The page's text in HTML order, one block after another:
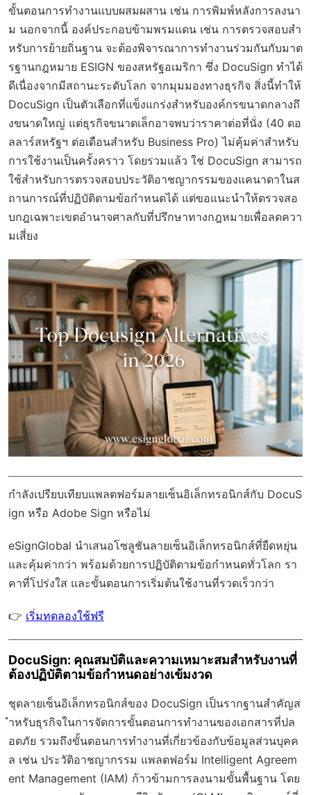
ขั้นตอนการทำงานแบบผสมผสาน เช่น การพิมพ์หลังการลงนา
ม นอกจากนี้ องค์ประกอบข้ามพรมแดน เช่น การตรวจสอบสำ
หรับการย้ายถิ่นฐาน จะต้องพิจารณาการทำงานร่วมกันกับมาต
รฐานกฎหมาย ESIGN ของสหรัฐอเมริกา ซึ่ง DocuSign ทำได้
ดีเนื่องจากมีสถานะระดับโลก จากมุมมองทางธุรกิจ สิ่งนี้ทำให้
DocuSign เป็นตัวเลือกที่แข็งแกร่งสำหรับองค์กรขนาดกลางถึ
งขนาดใหญ่ แต่ธุรกิจขนาดเล็กอาจพบว่าราคาต่อที่นั่ง (40 ดอ
ลลาร์สหรัฐฯ ต่อเดือนสำหรับ Business Pro) ไม่คุ้มค่าสำหรับ
การใช้งานเป็นครั้งคราว โดยรวมแล้ว ใช่ DocuSign สามารถ
ใช้สำหรับการตรวจสอบประวัติอาชญากรรมของแคนาดาในส
ถานการณ์ที่ปฏิบัติตามข้อกำหนดได้ แต่ขอแนะนำให้ตรวจสอ
บกฎเฉพาะเขตอำนาจศาลกับที่ปรึกษาทางกฎหมายเพื่อลดควา
มเสี่ยง
กำลังเปรียบเทียบแพลตฟอร์มลายเซ็นอิเล็กทรอนิกส์กับ DocuS
ign หรือ Adobe Sign หรือไม่
eSignGlobal นำเสนอโซลูชันลายเซ็นอิเล็กทรอนิกส์ที่ยืดหยุ่น
และคุ้มค่ากว่า พร้อมด้วยการปฏิบัติตามข้อกำหนดทั่วโลก รา
คาที่โปร่งใส และขั้นตอนการเริ่มต้นใช้งานที่รวดเร็วกว่า
👉 เริ่มทดลองใช้ฟรี
DocuSign: คุณสมบัติและความเหมาะสมสำหรับงานที่
ต้องปฏิบัติตามข้อกำหนดอย่างเข้มงวด
ชุดลายเซ็นอิเล็กทรอนิกส์ของ DocuSign เป็นรากฐานสำคัญส
ำหรับธุรกิจในการจัดการขั้นตอนการทำงานของเอกสารที่ปล
อดภัย รวมถึงขั้นตอนการทำงานที่เกี่ยวข้องกับข้อมูลส่วนบุคค
ล เช่น ประวัติอาชญากรรม แพลตฟอร์ม Intelligent Agreem
ent Management (IAM) ก้าวข้ามการลงนามขั้นพื้นฐาน โดย